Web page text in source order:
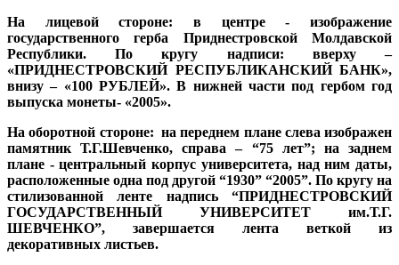
На лицевой стороне: в центре - изображение
государственного герба Приднестровской Молдавской
Республики. По кругу надписи: вверху –
«ПРИДНЕСТРОВСКИЙ РЕСПУБЛИКАНСКИЙ БАНК»,
внизу – «100 РУБЛЕЙ». В нижней части под гербом год
выпуска монеты- «2005».
На оборотной стороне: на переднем плане слева изображен
памятник Т.Г.Шевченко, справа – “75 лет”; на заднем
плане - центральный корпус университета, над ним даты,
расположенные одна под другой “1930” “2005”. По кругу на
стилизованной ленте надпись “ПРИДНЕСТРОВСКИЙ
ГОСУДАРСТВЕННЫЙ УНИВЕРСИТЕТ им.Т.Г.
ШЕВЧЕНКО”, завершается лента веткой из
декоративных листьев.